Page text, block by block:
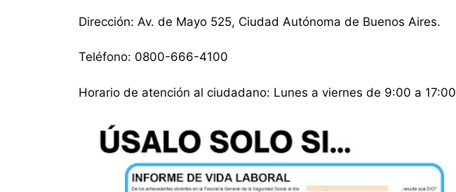
Dirección: Av. de Mayo 525, Ciudad Autónoma de Buenos Aires.
Teléfono: 0800-666-4100
Horario de atención al ciudadano: Lunes a viernes de 9:00 a 17:00